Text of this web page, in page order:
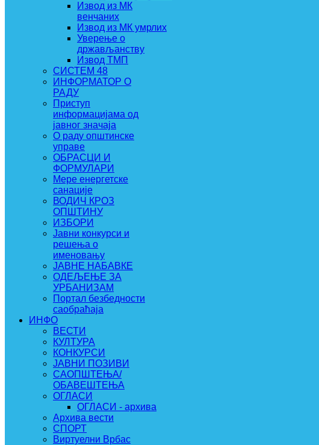
Извод из МК
венчаних
Извод из МК умрлих
Уверење о
држављанству
Извод ТМП
СИСТЕМ 48
ИНФОРМАТОР О
РАДУ
Приступ
информацијама од
јавног значаја
О раду општинске
управе
ОБРАСЦИ И
ФОРМУЛАРИ
Мере енергетске
санације
ВОДИЧ КРОЗ
ОПШТИНУ
ИЗБОРИ
Јавни конкурси и
решења о
именовању
ЈАВНЕ НАБАВКЕ
ОДЕЉЕЊЕ ЗА
УРБАНИЗАМ
Портал безбедности
саобраћаја
ИНФО
ВЕСТИ
КУЛТУРА
КОНКУРСИ
ЈАВНИ ПОЗИВИ
САОПШТЕЊА/
ОБАВЕШТЕЊА
ОГЛАСИ
ОГЛАСИ - архива
Архива вести
СПОРТ
Виртуелни Врбас